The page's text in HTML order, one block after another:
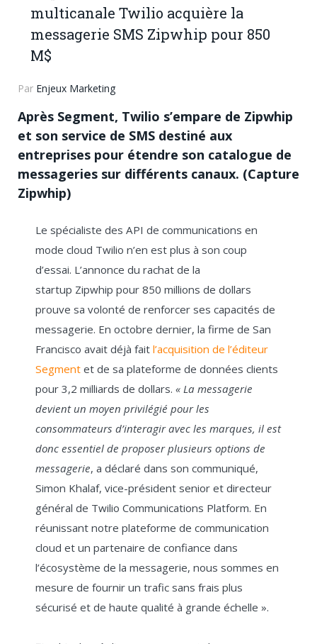
multicanale Twilio acquière la
messagerie SMS Zipwhip pour 850
M$
Par Enjeux Marketing
Après Segment, Twilio s’empare de Zipwhip
et son service de SMS destiné aux
entreprises pour étendre son catalogue de
messageries sur différents canaux. (Capture
Zipwhip)
Le spécialiste des API de communications en
mode cloud Twilio n’en est plus à son coup
d’essai. L’annonce du rachat de la
startup Zipwhip pour 850 millions de dollars
prouve sa volonté de renforcer ses capacités de
messagerie. En octobre dernier, la firme de San
Francisco avait déjà fait l’acquisition de l’éditeur
Segment et de sa plateforme de données clients
pour 3,2 milliards de dollars. « La messagerie
devient un moyen privilégié pour les
consommateurs d’interagir avec les marques, il est
donc essentiel de proposer plusieurs options de
messagerie, a déclaré dans son communiqué,
Simon Khalaf, vice-président senior et directeur
général de Twilio Communications Platform. En
réunissant notre plateforme de communication
cloud et un partenaire de confiance dans
l’écosystème de la messagerie, nous sommes en
mesure de fournir un trafic sans frais plus
sécurisé et de haute qualité à grande échelle ».